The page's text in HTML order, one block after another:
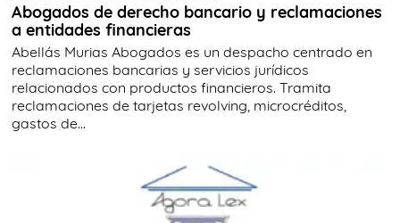
Abogados de derecho bancario y reclamaciones
a entidades financieras
Abellás Murias Abogados es un despacho centrado en
reclamaciones bancarias y servicios jurídicos
relacionados con productos financieros. Tramita
reclamaciones de tarjetas revolving, microcréditos,
gastos de...